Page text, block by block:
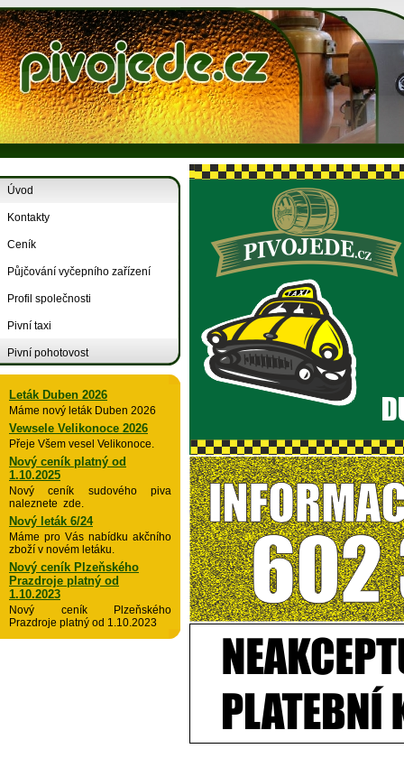
Úvod
Kontakty
Ceník
Půjčování vyčepního zařízení
Profil společnosti
Pivní taxi
Pivní pohotovost
Leták Duben 2026
Máme nový leták Duben 2026
Vewsele Velikonoce 2026
Přeje Všem vesel Velikonoce.
Nový ceník platný od
1.10.2025
Nový ceník sudového piva
naleznete zde.
Nový leták 6/24
Máme pro Vás nabídku akčního
zboží v novém letáku.
Nový ceník Plzeňského
Prazdroje platný od
1.10.2023
Nový ceník Plzeňského
Prazdroje platný od 1.10.2023